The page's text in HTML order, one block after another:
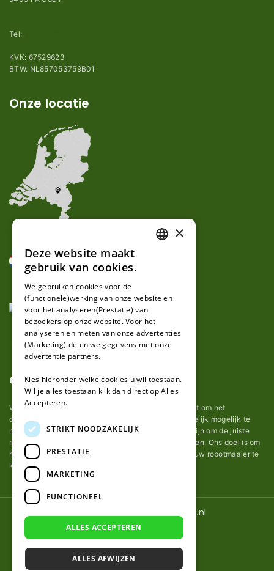
Tel:
KVK: 67529623
BTW: NL857053759B01
Onze locatie
Over ons
Wij van robotmaaier-mesjes.nl doen ons uiterste best om het
onderhoud van robot grasmaaier mesjes zo gemakkelijk mogelijk te
maken. Uit ervaring merkten we hoe lastig het kan zijn om de juiste
messen voor een automatische grasmachine te vinden. Ons doel is om
het u makkelijk te maken om de goede mesjes voor uw robotmaaier te
kopen.
© 2026 Robotmaaier-mesjes.nl
GERMAN
×
Deze website maakt
gebruik van cookies.
We gebruiken cookies voor de
(functionele)werking van onze website en
voor het analyseren(Prestatie) van
bezoekers op onze website. Voor het
analyseren en meten van onze advertenties
(Marketing) delen we gegevens met onze
advertentie partners.
Kies hieronder welke cookies u wil toestaan.
Wil je alles toestaan klik dan direct op Alles
Accepteren.
STRIKT NOODZAKELIJK
PRESTATIE
MARKETING
FUNCTIONEEL
ALLES ACCEPTEREN
ALLES AFWIJZEN